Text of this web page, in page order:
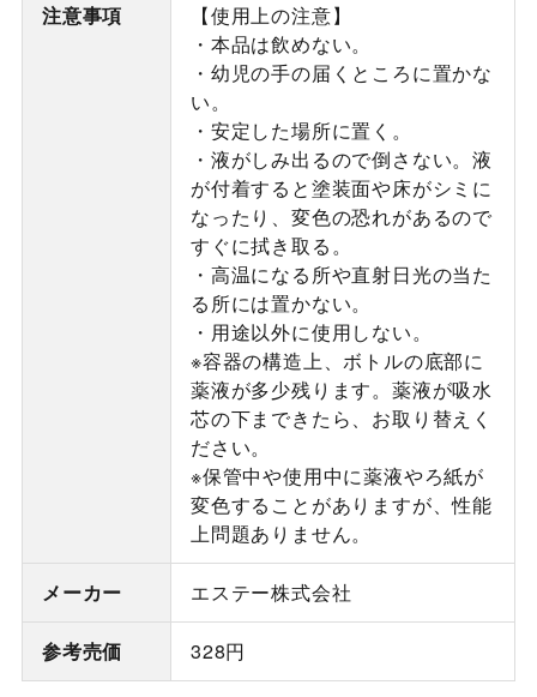
注意事項
【使用上の注意】
・本品は飲めない。
・幼児の手の届くところに置かな
い。
・安定した場所に置く。
・液がしみ出るので倒さない。液
が付着すると塗装面や床がシミに
なったり、変色の恐れがあるので
すぐに拭き取る。
・高温になる所や直射日光の当た
る所には置かない。
・用途以外に使用しない。
※容器の構造上、ボトルの底部に
薬液が多少残ります。薬液が吸水
芯の下まできたら、お取り替えく
ださい。
※保管中や使用中に薬液やろ紙が
変色することがありますが、性能
上問題ありません。
メーカー エステー株式会社
参考売価 328円